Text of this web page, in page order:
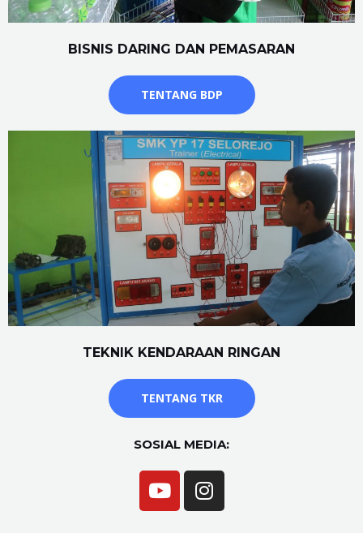
BISNIS DARING DAN PEMASARAN
TENTANG BDP
TEKNIK KENDARAAN RINGAN
TENTANG TKR
SOSIAL MEDIA: